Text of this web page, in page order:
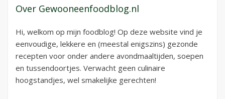
Over Gewooneenfoodblog.nl
Hi, welkom op mijn foodblog! Op deze website vind je
eenvoudige, lekkere en (meestal enigszins) gezonde
recepten voor onder andere avondmaaltijden, soepen
en tussendoortjes. Verwacht geen culinaire
hoogstandjes, wel smakelijke gerechten!